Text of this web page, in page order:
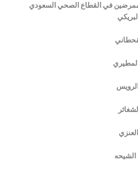
في القطاع الصحي السعودي
الرويس
الشيحه